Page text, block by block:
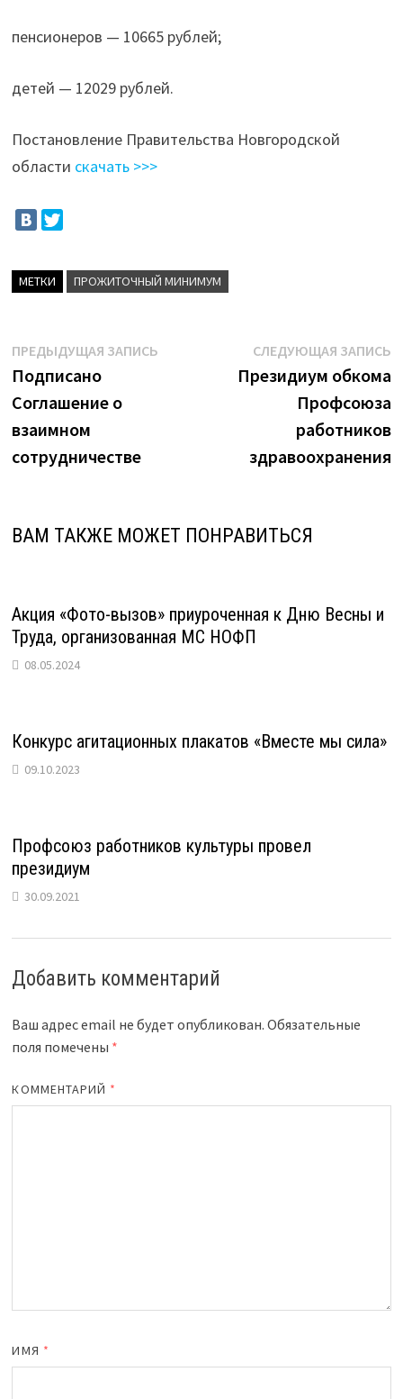
пенсионеров — 10665 рублей;
детей — 12029 рублей.
Постановление Правительства Новгородской
области скачать >>>
МЕТКИ ПРОЖИТОЧНЫЙ МИНИМУМ
Навигация
по
записям
ПРЕДЫДУЩАЯ ЗАПИСЬ
Подписано
Соглашение о
взаимном
сотрудничестве
СЛЕДУЮЩАЯ ЗАПИСЬ
Президиум обкома
Профсоюза
работников
здравоохранения
ВАМ ТАКЖЕ МОЖЕТ ПОНРАВИТЬСЯ
Акция «Фото-вызов» приуроченная к Дню Весны и
Труда, организованная МС НОФП
08.05.2024
Конкурс агитационных плакатов «Вместе мы сила»
09.10.2023
Профсоюз работников культуры провел
президиум
30.09.2021
Добавить комментарий
Ваш адрес email не будет опубликован. Обязательные
поля помечены *
КОММЕНТАРИЙ *
ИМЯ *